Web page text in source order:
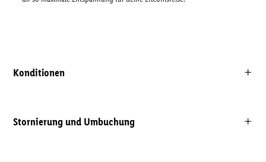
Konditionen
Stornierung und Umbuchung